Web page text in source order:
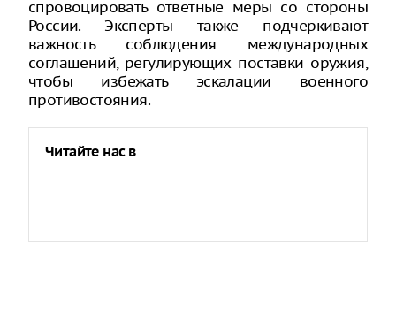
спровоцировать ответные меры со стороны
России. Эксперты также подчеркивают
важность соблюдения международных
соглашений, регулирующих поставки оружия,
чтобы избежать эскалации военного
противостояния.
Читайте нас в